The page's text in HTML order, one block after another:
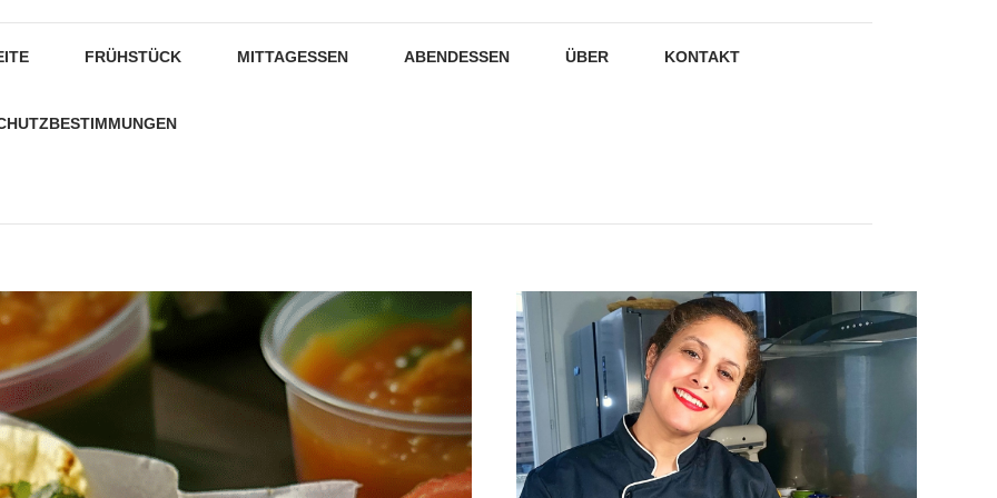
FRÜHSTÜCK MITTAGESSEN ABENDESSEN ÜBER KONTAKT